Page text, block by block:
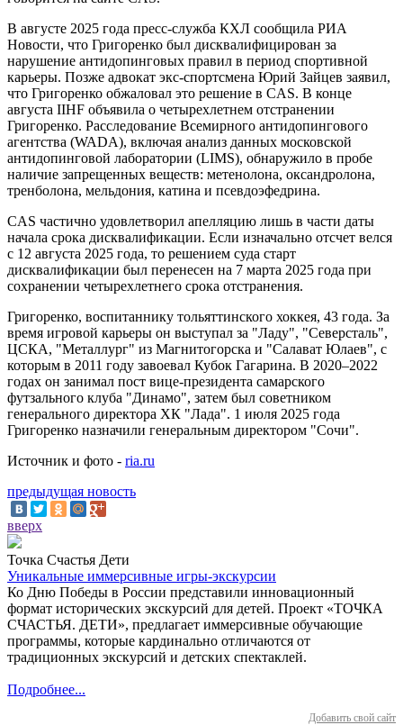
В августе 2025 года пресс-служба КХЛ сообщила РИА
Новости, что Григоренко был дисквалифицирован за
нарушение антидопинговых правил в период спортивной
карьеры. Позже адвокат экс-спортсмена Юрий Зайцев заявил,
что Григоренко обжаловал это решение в CAS. В конце
августа IIHF объявила о четырехлетнем отстранении
Григоренко. Расследование Всемирного антидопингового
агентства (WADA), включая анализ данных московской
антидопинговой лаборатории (LIMS), обнаружило в пробе
наличие запрещенных веществ: метенолона, оксандролона,
тренболона, мельдония, катина и псевдоэфедрина.
CAS частично удовлетворил апелляцию лишь в части даты
начала срока дисквалификации. Если изначально отсчет велся
с 12 августа 2025 года, то решением суда старт
дисквалификации был перенесен на 7 марта 2025 года при
сохранении четырехлетнего срока отстранения.
Григоренко, воспитаннику тольяттинского хоккея, 43 года. За
время игровой карьеры он выступал за "Ладу", "Северсталь",
ЦСКА, "Металлург" из Магнитогорска и "Салават Юлаев", с
которым в 2011 году завоевал Кубок Гагарина. В 2020–2022
годах он занимал пост вице-президента самарского
футзального клуба "Динамо", затем был советником
генерального директора ХК "Лада". 1 июля 2025 года
Григоренко назначили генеральным директором "Сочи".
Источник и фото - ria.ru
предыдущая новость
вверх
Точка Счастья Дети
Уникальные иммерсивные игры-экскурсии
Ко Дню Победы в России представили инновационный
формат исторических экскурсий для детей. Проект «ТОЧКА
СЧАСТЬЯ. ДЕТИ», предлагает иммерсивные обучающие
программы, которые кардинально отличаются от
традиционных экскурсий и детских спектаклей.
Подробнее...
Добавить свой сайт